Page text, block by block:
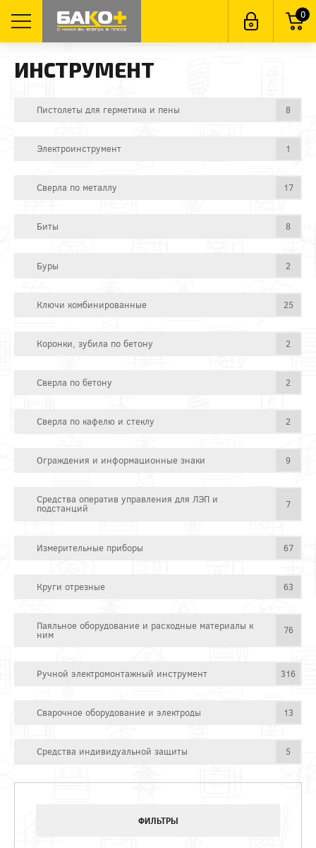
0
ИНСТРУМЕНТ
Пистолеты для герметика и пены 8
Электроинструмент 1
Сверла по металлу 17
Биты 8
Буры 2
Ключи комбинированные 25
Коронки, зубила по бетону 2
Сверла по бетону 2
Сверла по кафелю и стеклу 2
Ограждения и информационные знаки 9
Средства оператив управления для ЛЭП и
подстанций 7
Измерительные приборы 67
Круги отрезные 63
Паяльное оборудование и расходные материалы к
ним 76
Ручной электромонтажный инструмент 316
Сварочное оборудование и электроды 13
Средства индивидуальной защиты 5
ФИЛЬТРЫ